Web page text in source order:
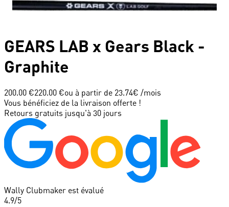
GEARS LAB x Gears Black -
Graphite
200.00 €220.00 €ou à partir de 23.74€ /mois
Vous bénéficiez de la livraison offerte !
Retours gratuits jusqu'à 30 jours
Wally Clubmaker est évalué
4.9/5